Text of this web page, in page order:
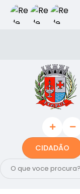
CIDADÃO